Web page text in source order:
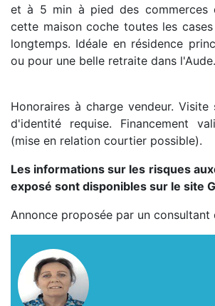
et à 5 min à pied des commerces
cette maison coche toutes les
longtemps. Idéale en résidence
ou pour une belle retraite dans l'Aude.
Honoraires à charge vendeur.
d'identité requise. Financement
(mise en relation courtier possible).
Les informations sur les risques
exposé sont disponibles sur le site
Annonce proposée par un